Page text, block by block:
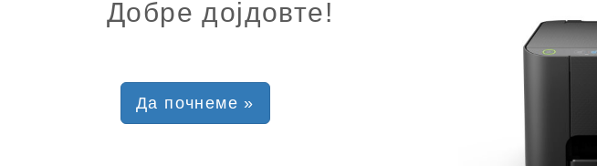
Добре дојдовте!
Да почнеме »